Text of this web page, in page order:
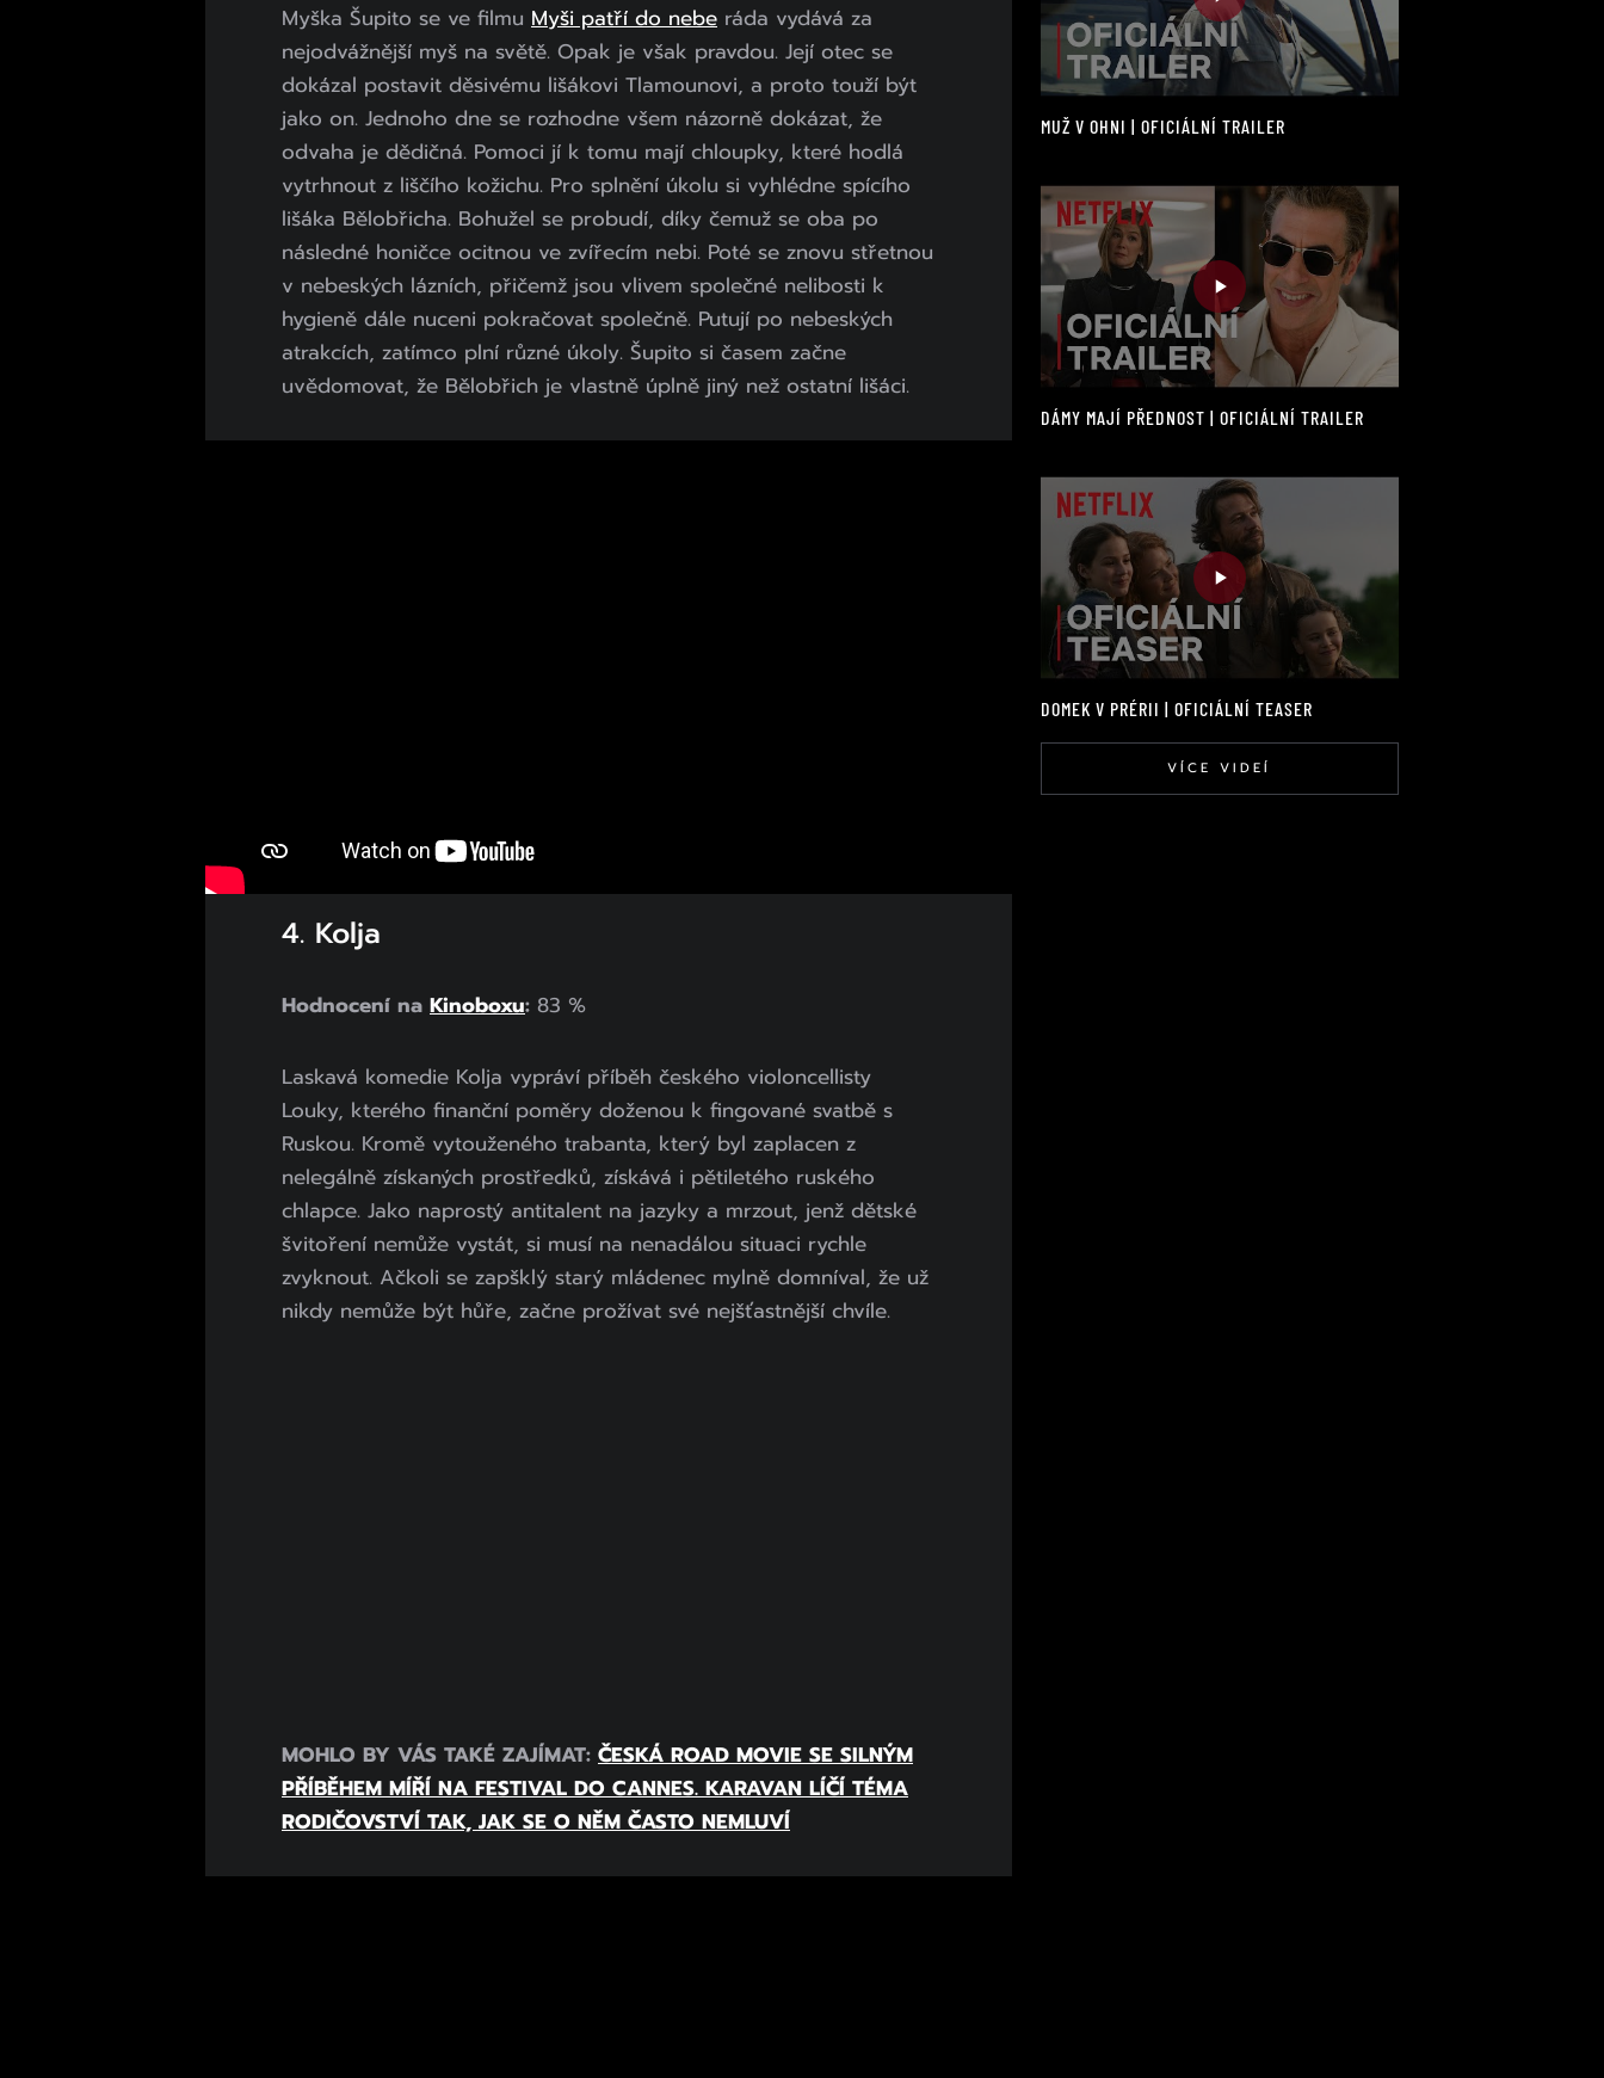
Myška Šupito se ve filmu Myši patří do nebe ráda vydává za
nejodvážnější myš na světě. Opak je však pravdou. Její otec se
dokázal postavit děsivému lišákovi Tlamounovi, a proto touží být
jako on. Jednoho dne se rozhodne všem názorně dokázat, že
odvaha je dědičná. Pomoci jí k tomu mají chloupky, které hodlá
vytrhnout z liščího kožichu. Pro splnění úkolu si vyhlédne spícího
lišáka Bělobřicha. Bohužel se probudí, díky čemuž se oba po
následné honičce ocitnou ve zvířecím nebi. Poté se znovu střetnou
v nebeských lázních, přičemž jsou vlivem společné nelibosti k
hygieně dále nuceni pokračovat společně. Putují po nebeských
atrakcích, zatímco plní různé úkoly. Šupito si časem začne
uvědomovat, že Bělobřich je vlastně úplně jiný než ostatní lišáci.
4. Kolja
Hodnocení na Kinoboxu: 83 %
Laskavá komedie Kolja vypráví příběh českého violoncellisty
Louky, kterého finanční poměry doženou k fingované svatbě s
Ruskou. Kromě vytouženého trabanta, který byl zaplacen z
nelegálně získaných prostředků, získává i pětiletého ruského
chlapce. Jako naprostý antitalent na jazyky a mrzout, jenž dětské
švitoření nemůže vystát, si musí na nenadálou situaci rychle
zvyknout. Ačkoli se zapšklý starý mládenec mylně domníval, že už
nikdy nemůže být hůře, začne prožívat své nejšťastnější chvíle.
MOHLO BY VÁS TAKÉ ZAJÍMAT: ČESKÁ ROAD MOVIE SE SILNÝM
PŘÍBĚHEM MÍŘÍ NA FESTIVAL DO CANNES. KARAVAN LÍČÍ TÉMA
RODIČOVSTVÍ TAK, JAK SE O NĚM ČASTO NEMLUVÍ
MUŽ V OHNI | OFICIÁLNÍ TRAILER
DÁMY MAJÍ PŘEDNOST | OFICIÁLNÍ TRAILER
DOMEK V PRÉRII | OFICIÁLNÍ TEASER
VÍCE VIDEÍ